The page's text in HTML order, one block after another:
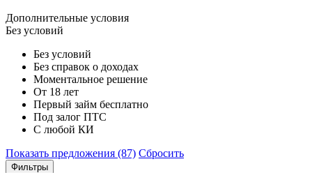
Дополнительные условия
Без условий
Без условий
Без справок о доходах
Моментальное решение
От 18 лет
Первый займ бесплатно
Под залог ПТС
С любой КИ
Показать предложения (87) Сбросить
Фильтры